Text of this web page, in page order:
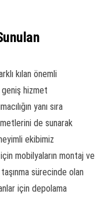
kılan önemli
geniş hizmet
yanı sıra
de sunarak
ekibimiz
mobilyaların montaj ve
sürecinde olan
için depolama